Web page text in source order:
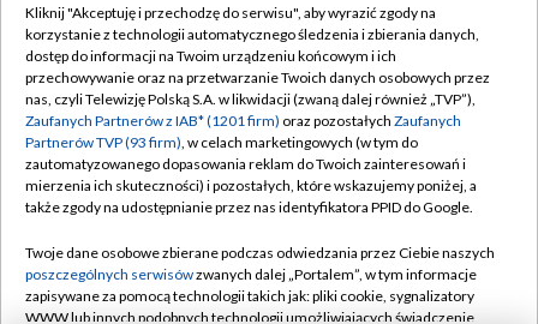
TVP
Abonament TVP
Emisja w TVP
Centrum informacji TVP
Naziemna Telewizja Cyfrowa
Rada Programowa
System NOS
Regulamin TVP
Polityka prywatności
Moje zgody
Pomoc
Kontakt
Kliknij "Akceptuję i przechodzę do serwisu", aby wyrazić zgody na
korzystanie z technologii automatycznego śledzenia i zbierania danych,
dostęp do informacji na Twoim urządzeniu końcowym i ich
przechowywanie oraz na przetwarzanie Twoich danych osobowych przez
nas, czyli Telewizję Polską S.A. w likwidacji (zwaną dalej również „TVP”),
Zaufanych Partnerów z IAB* (1201 firm) oraz pozostałych Zaufanych
Partnerów TVP (93 firm), w celach marketingowych (w tym do
zautomatyzowanego dopasowania reklam do Twoich zainteresowań i
mierzenia ich skuteczności) i pozostałych, które wskazujemy poniżej, a
także zgody na udostępnianie przez nas identyfikatora PPID do Google.
Twoje dane osobowe zbierane podczas odwiedzania przez Ciebie naszych
poszczególnych serwisówzwanych dalej „Portalem”, w tym informacje
zapisywane za pomocą technologii takich jak: pliki cookie, sygnalizatory
WWW lub innych podobnych technologii umożliwiających świadczenie